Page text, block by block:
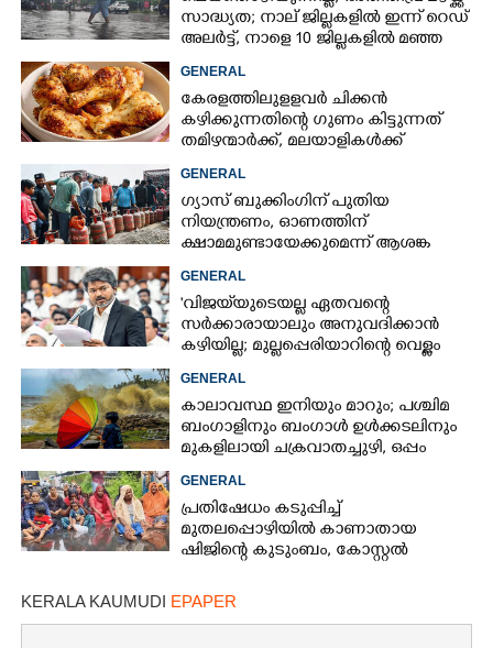
സാദ്ധ്യത;​ നാല് ജില്ലകളിൽ ഇന്ന് റെഡ്
അലർട്ട്,​ നാളെ 10 ജില്ലകളിൽ മഞ്ഞ
GENERAL
കേരളത്തിലുളളവർ ചിക്കൻ
കഴിക്കുന്നതിന്റെ ഗുണം കിട്ടുന്നത്
തമിഴന്മാർക്ക്, മലയാളികൾക്ക്
GENERAL
ഗ്യാസ് ബുക്കിംഗിന് പുതിയ
നിയന്ത്രണം, ഓണത്തിന്
ക്ഷാമമുണ്ടായേക്കുമെന്ന് ആശങ്ക
GENERAL
'വിജയ്‌യുടെയല്ല ഏതവന്റെ
സർക്കാരായാലും അനുവദിക്കാൻ
കഴിയില്ല; മുല്ലപ്പെരിയാറിന്റെ വെള്ളം
GENERAL
കാലാവസ്ഥ ഇനിയും മാറും; പശ്ചിമ
ബംഗാളിനും ബംഗാൾ ഉൾക്കടലിനും
മുകളിലായി ചക്രവാതച്ചുഴി, ഒപ്പം
GENERAL
പ്രതിഷേധം കടുപ്പിച്ച്
മുതലപ്പൊഴിയിൽ കാണാതായ
ഷിജിന്റെ കുടുംബം, കോസ്റ്റൽ
കുത്തിയിരിക്കുന്നു
KERALA KAUMUDI EPAPER